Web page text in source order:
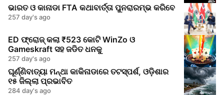
ଭାରତ ଓ କାନାଡା FTA କଥାବାର୍ତ୍ତା ପୁନରାରମ୍ଭ କରିବେ
257 day's ago
ED ଫ୍ରୋଜ୍ କଲା ₹523 କୋଟି WinZo ଓ
Gameskraft ସହ ଜଡିତ ଧନକୁ
257 day's ago
ଘୂର୍ଣ୍ଣିବାତ୍ୟା ମନ୍ଥା କାକିନାଡାରେ ତଟସ୍ପର୍ଶ, ଓଡ଼ିଶାର
୧୫ ଜିଲ୍ଲା ପ୍ରଭାବିତ
284 day's ago